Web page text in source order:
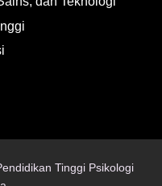
Tinggi Psikologi